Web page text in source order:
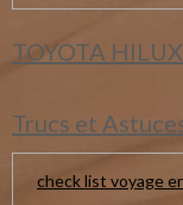
TOYOTA HILUX
Trucs et
check list voyage